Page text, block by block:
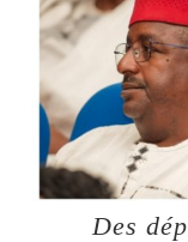
Des